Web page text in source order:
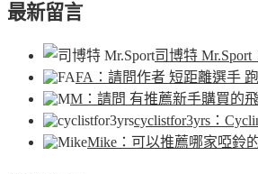
最新留言
司博特 Mr.Sport
FA ：請問作者 短距離選手
M ：請問 有推薦新手購買的
cyclistfor3yrs ：
Mike ：可以推薦哪家啞鈴